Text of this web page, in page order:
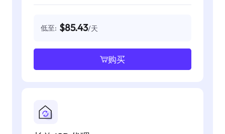
低至: $85.43/天
购买